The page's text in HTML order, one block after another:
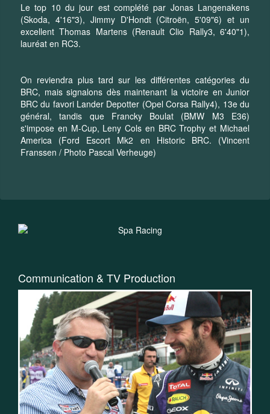
Le top 10 du jour est complété par Jonas Langenakens
(Skoda, 4'16"3), Jimmy D'Hondt (Citroën, 5'09"6) et un
excellent Thomas Martens (Renault Clio Rally3, 6'40"1),
lauréat en RC3.
On reviendra plus tard sur les différentes catégories du
BRC, mais signalons dès maintenant la victoire en Junior
BRC du favori Lander Depotter (Opel Corsa Rally4), 13e du
général, tandis que Francky Boulat (BMW M3 E36)
s'impose en M-Cup, Leny Cols en BRC Trophy et Michael
America (Ford Escort Mk2 en Historic BRC. (Vincent
Franssen / Photo Pascal Verheuge)
Communication & TV Production